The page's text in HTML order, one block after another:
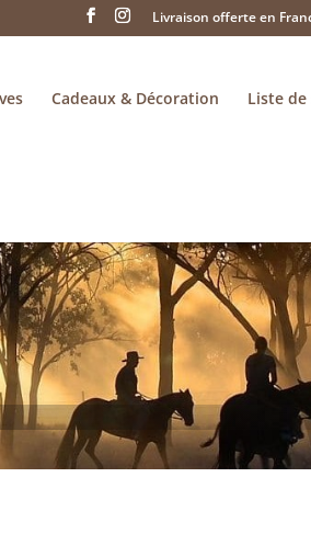
Livraison offerte en
Cadeaux & Décoration Liste